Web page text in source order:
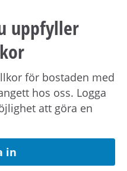
behöva uppvisa
nya bostad.
hyresnivå.
uppfyller
för bostaden med
hos oss. Logga
att göra en
in